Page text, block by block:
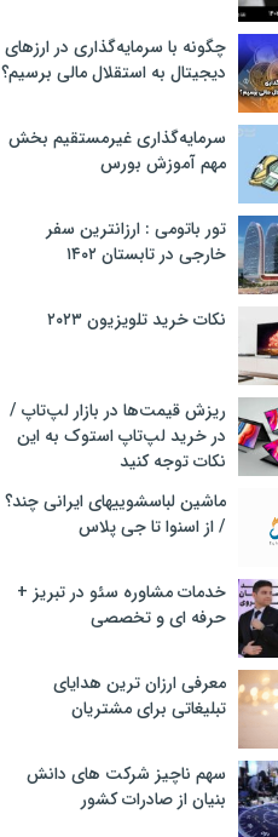
چگونه با سرمایه‌گذاری در ارزهای
دیجیتال به استقلال مالی برسیم؟
سرمایه‌گذاری غیرمستقیم بخش
مهم آموزش بورس
تور باتومی : ارزانترین سفر
خارجی در تابستان ۱۴۰۲
نکات خرید تلویزیون ۲۰۲۳
ریزش قیمت‌ها در بازار لپ‌تاپ /
در خرید لپ‌تاپ استوک به این
نکات توجه کنید
ماشین لباسشویی‎های ایرانی چند؟
/ از اسنوا تا جی پلاس
خدمات مشاوره سئو در تبریز +
حرفه ای و تخصصی
معرفی ارزان ترین هدایای
تبلیغاتی برای مشتریان
سهم ناچیز شرکت های دانش
بنیان از صادرات کشور